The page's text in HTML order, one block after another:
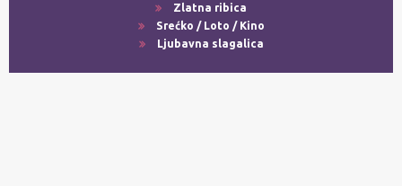
Zlatna ribica
Srećko / Loto / Kino
Ljubavna slagalica